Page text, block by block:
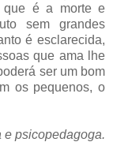
que é a morte e
sem grandes
é esclarecida,
que ama lhe
ser um bom
os pequenos, o
e psicopedagoga.